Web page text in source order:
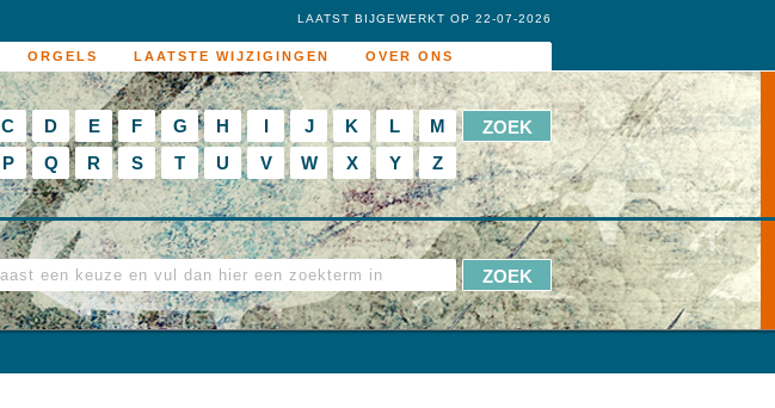
ORGELS LAATSTE WIJZIGINGEN OVER ONS
LAATST BIJGEWERKT OP 22-07-2026
C D E F G H I J K L
M
P Q R S T U V W X Y Z